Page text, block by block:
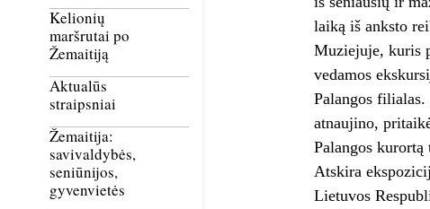
Kelionių
maršrutai po
Žemaitiją
Aktualūs
straipsniai
Žemaitija:
savivaldybės,
seniūnijos,
gyvenvietės
laiką iš anksto
Muziejuje, kuris
vedamos
Palangos
atnaujino,
Palangos
Atskira
Lietuvos